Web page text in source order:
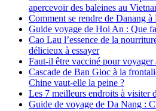
apercevoir des baleines au
Comment se rendre de Danang
Guide voyage de Hoi An : Que
Cao Lau l’essence de la
délicieux à essayer
Faut-il être vacciné pour voyager
Cascade de Ban Gioc à la
Chine vaut-elle la peine ?
Les 7 meilleurs endroits à visiter
Guide de voyage de Da Nang :